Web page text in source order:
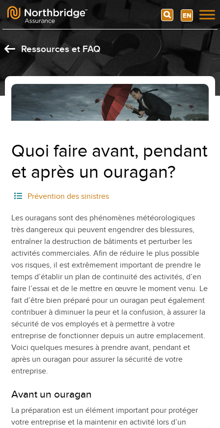
Skip to content
Search EN
Ressources et FAQ
Quoi faire avant, pendant
et après un ouragan?
Prévention des sinistres
Les ouragans sont des phénomènes météorologiques
très dangereux qui peuvent engendrer des blessures,
entraîner la destruction de bâtiments et perturber les
activités commerciales. Afin de réduire le plus possible
vos risques, il est extrêmement important de prendre le
temps d’établir un plan de continuité des activités, d’en
faire l’essai et de le mettre en œuvre le moment venu. Le
fait d’être bien préparé pour un ouragan peut également
contribuer à diminuer la peur et la confusion, à assurer la
sécurité de vos employés et à permettre à votre
entreprise de fonctionner depuis un autre emplacement.
Voici quelques mesures à prendre avant, pendant et
après un ouragan pour assurer la sécurité de votre
entreprise.
Avant un ouragan
La préparation est un élément important pour protéger
votre entreprise et la maintenir en activité lors d’un